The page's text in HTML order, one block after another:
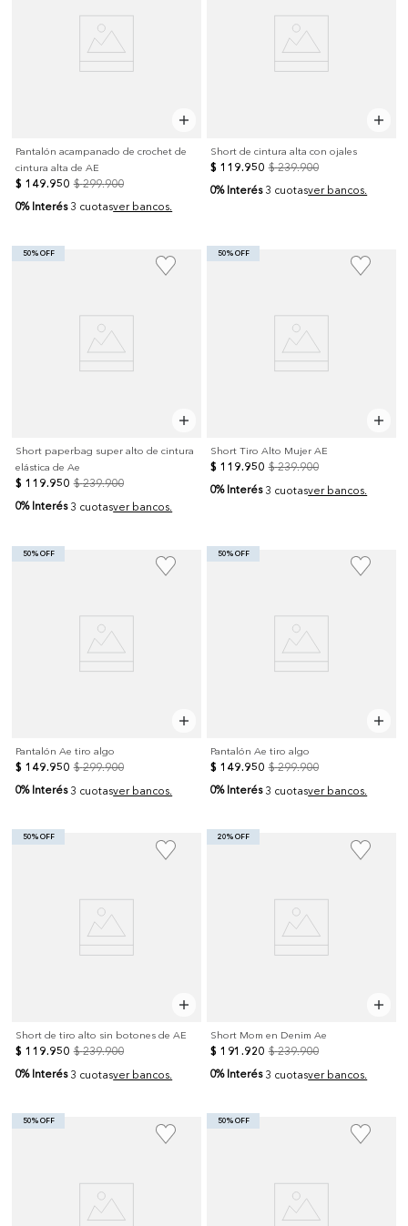
Pantalón acampanado de crochet de
cintura alta de AE
$ 149.950 $ 299.900
0% Interés 3 cuotasver bancos.
Short de cintura alta con ojales
$ 119.950 $ 239.900
0% Interés 3 cuotasver bancos.
50% OFF
Short paperbag super alto de cintura
elástica de Ae
$ 119.950 $ 239.900
0% Interés 3 cuotasver bancos.
50% OFF
Short Tiro Alto Mujer AE
$ 119.950 $ 239.900
0% Interés 3 cuotasver bancos.
50% OFF
Pantalón Ae tiro algo
$ 149.950 $ 299.900
0% Interés 3 cuotasver bancos.
50% OFF
Pantalón Ae tiro algo
$ 149.950 $ 299.900
0% Interés 3 cuotasver bancos.
50% OFF
Short de tiro alto sin botones de AE
$ 119.950 $ 239.900
0% Interés 3 cuotasver bancos.
20% OFF
Short Mom en Denim Ae
$ 191 .920 $ 239.900
0% Interés 3 cuotasver bancos.
50% OFF 50% OFF